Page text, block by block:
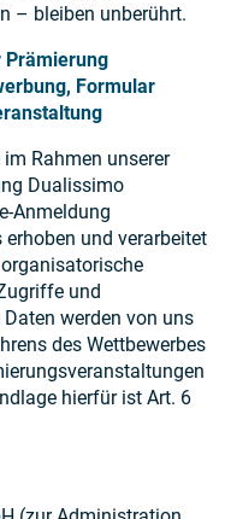
– bleiben unberührt.
Prämierung
Formular
Rahmen unserer
Dualissimo
Anmeldung
und verarbeitet
und
werden von uns
des Wettbewerbes
hierfür ist Art. 6